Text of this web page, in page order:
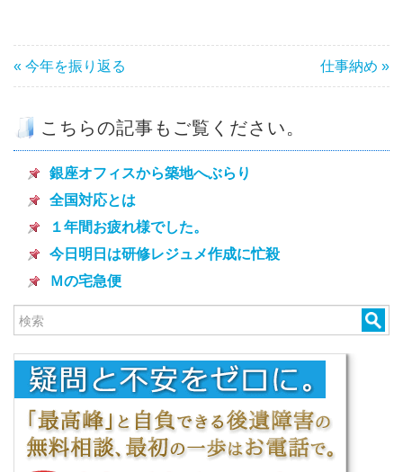
« 今年を振り返る 仕事納め »
こちらの記事もご覧ください。
銀座オフィスから築地へぶらり
全国対応とは
１年間お疲れ様でした。
今日明日は研修レジュメ作成に忙殺
Ｍの宅急便